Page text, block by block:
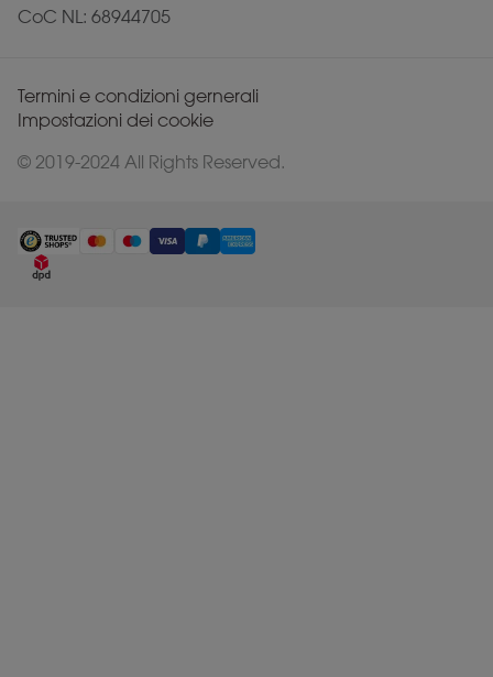
CoC NL: 68944705
© 2019-2024 All Rights Reserved.
Termini e condizioni gernerali
Impostazioni dei cookie